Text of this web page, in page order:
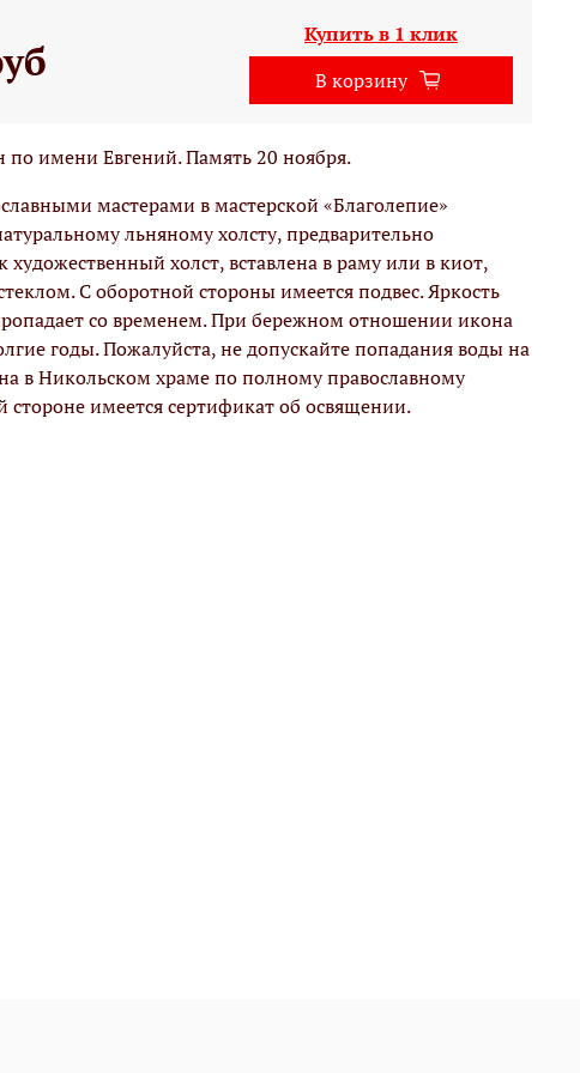
Купить в 1 клик
В корзину
имени Евгений. Память 20 ноября.
мастерами в мастерской «Благолепие»
льняному холсту, предварительно
художественный холст, вставлена в раму или в киот,
С оборотной стороны имеется подвес. Яркость
со временем. При бережном отношении икона
годы. Пожалуйста, не допускайте попадания воды на
в Никольском храме по полному православному
стороне имеется сертификат об освящении.